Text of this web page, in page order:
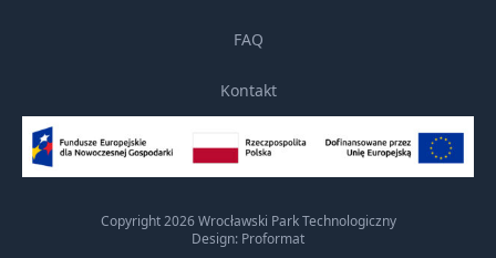
FAQ
Kontakt
Copyright 2026 Wrocławski Park Technologiczny
Design: Proformat